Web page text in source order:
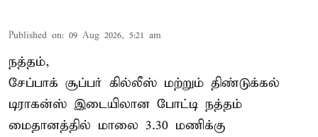
Published on: 09 Aug 2026, 5:21 am
நத்தம்,
சேப்பாக் சூப்பர் கில்லீஸ் மற்றும் திண்டுக்கல்
டிராகன்ஸ் இடையிலான போட்டி நத்தம்
மைதானத்தில் மாலை 3.30 மணிக்கு